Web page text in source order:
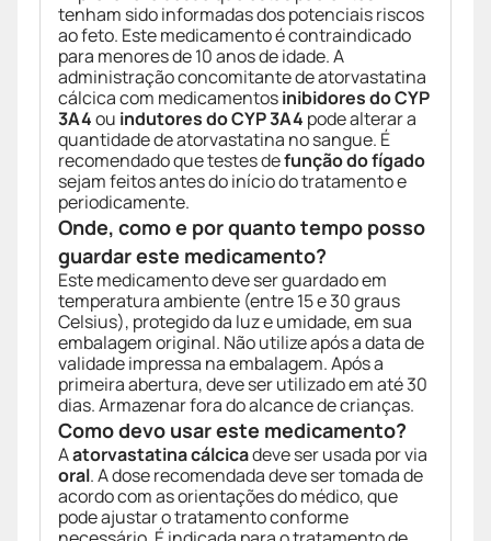
tenham sido informadas dos potenciais riscos
ao feto. Este medicamento é contraindicado
para menores de 10 anos de idade. A
administração concomitante de atorvastatina
cálcica com medicamentosinibidores do CYP
3A4ou indutores do CYP 3A4 pode alterar a
quantidade de atorvastatina no sangue. É
recomendado que testes defunção do fígado
sejam feitos antes do início do tratamento e
periodicamente.
Onde, como e por quanto tempo posso
guardar este medicamento?
Este medicamento deve ser guardado em
temperatura ambiente (entre 15 e 30 graus
Celsius), protegido da luz e umidade, em sua
embalagem original. Não utilize após a data de
validade impressa na embalagem. Após a
primeira abertura, deve ser utilizado em até 30
dias. Armazenar fora do alcance de crianças.
Como devo usar este medicamento?
Aatorvastatina cálcicadeve ser usada por via
oral. A dose recomendada deve ser tomada de
acordo com as orientações do médico, que
pode ajustar o tratamento conforme